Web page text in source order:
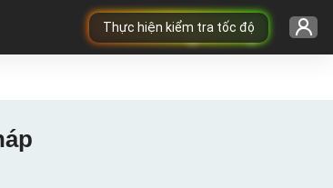
Thực hiện kiểm tra tốc độ